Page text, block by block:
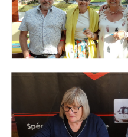
Branding